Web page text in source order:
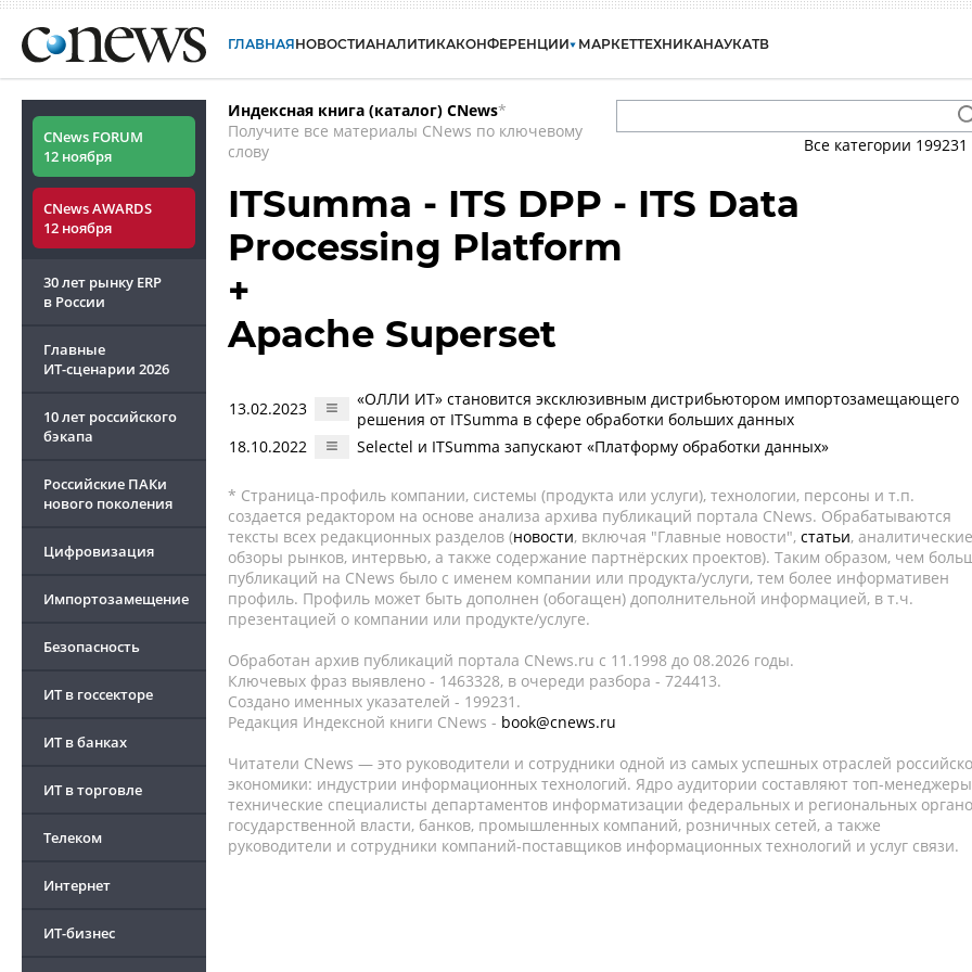
ГЛАВНАЯНОВОСТИАНАЛИТИКАКОНФЕРЕНЦИИ МАРКЕТТЕХНИКАНАУКАТВ
CNews FORUM
12 ноября
CNews AWARDS
12 ноября
30 лет рынку ERP
в России
Главные
ИТ-сценарии 2026
10 лет российского
бэкапа
Российские ПАКи
нового поколения
Цифровизация
Импортозамещение
Безопасность
ИТ в госсекторе
ИТ в банках
ИТ в торговле
Телеком
Интернет
ИТ-бизнес
Индексная книга (каталог) CNews*
Получите все материалы CNews по ключевому
слову
Все категории 199231
ITSumma - ITS DPP - ITS Data
Processing Platform
+
Apache Superset
13.02.2023
«ОЛЛИ ИТ» становится эксклюзивным дистрибьютором импортозамещающего
решения от ITSumma в сфере обработки больших данных
18.10.2022
Selectel и ITSumma запускают «Платформу обработки данных»
* Страница-профиль компании, системы (продукта или услуги), технологии, персоны и т.п.
создается редактором на основе анализа архива публикаций портала CNews. Обрабатываются
тексты всех редакционных разделов (новости, включая "Главные новости", статьи, аналитические
обзоры рынков, интервью, а также содержание партнёрских проектов). Таким образом, чем
публикаций на CNews было с именем компании или продукта/услуги, тем более информативен
профиль. Профиль может быть дополнен (обогащен) дополнительной информацией, в т.ч.
презентацией о компании или продукте/услуге.
Обработан архив публикаций портала CNews.ru c 11.1998 до 08.2026 годы.
Ключевых фраз выявлено - 1463328, в очереди разбора - 724413.
Создано именных указателей - 199231.
Редакция Индексной книги CNews - book@cnews.ru
Читатели CNews — это руководители и сотрудники одной из самых успешных отраслей
экономики: индустрии информационных технологий. Ядро аудитории составляют топ-
технические специалисты департаментов информатизации федеральных и региональных
государственной власти, банков, промышленных компаний, розничных сетей, а также
руководители и сотрудники компаний-поставщиков информационных технологий и услуг связи.